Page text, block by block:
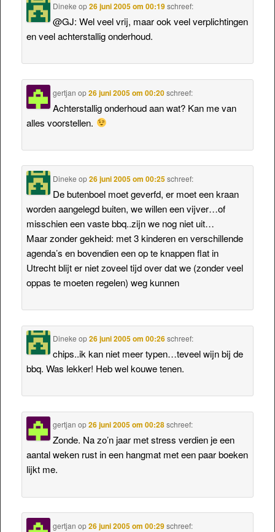
Dineke op26 juni 2005 om 00:19 schreef:
@GJ: Wel veel vrij, maar ook veel verplichtingen
en veel achterstallig onderhoud.
gertjan op26 juni 2005 om 00:20 schreef:
Achterstallig onderhoud aan wat? Kan me van
alles voorstellen.
Dineke op26 juni 2005 om 00:25 schreef:
De butenboel moet geverfd, er moet een kraan
worden aangelegd buiten, we willen een vijver…of
misschien een vaste bbq..zijn we nog niet uit…
Maar zonder gekheid: met 3 kinderen en verschillende
agenda’s en bovendien een op te knappen flat in
Utrecht blijt er niet zoveel tijd over dat we (zonder veel
oppas te moeten regelen) weg kunnen
Dineke op26 juni 2005 om 00:26 schreef:
chips..ik kan niet meer typen…teveel wijn bij de
bbq. Was lekker! Heb wel kouwe tenen.
gertjan op26 juni 2005 om 00:28 schreef:
Zonde. Na zo’n jaar met stress verdien je een
aantal weken rust in een hangmat met een paar boeken
lijkt me.
gertjan op26 juni 2005 om 00:29 schreef: